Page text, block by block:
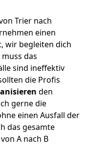
Trier nach
einen
wir begleiten dich
das
sind ineffektiv
die Profis
den
gerne die
einen Ausfall der
das gesamte
A nach B